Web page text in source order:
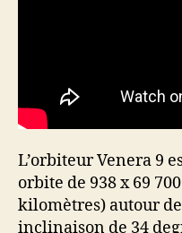
L’orbiteur Venera 9
orbite de 938 x 69
kilomètres) autour
inclinaison de 34